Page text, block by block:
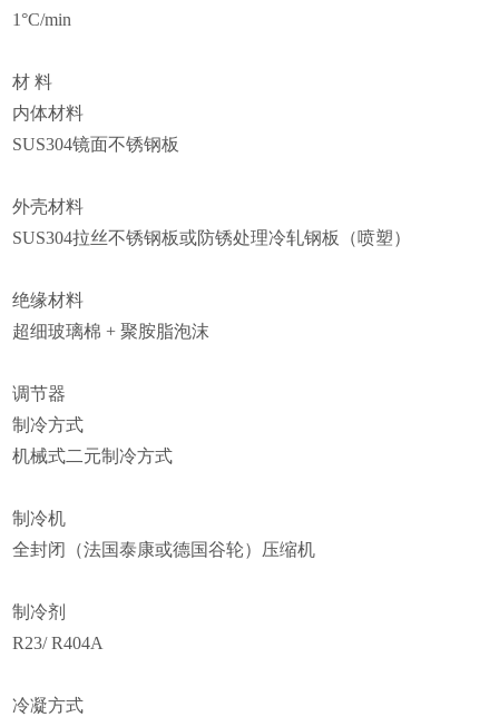
1°C/min
材 料
内体材料
SUS304镜面不锈钢板
外壳材料
SUS304拉丝不锈钢板或防锈处理冷轧钢板（喷塑）
绝缘材料
超细玻璃棉 + 聚胺脂泡沫
调节器
制冷方式
机械式二元制冷方式
制冷机
全封闭（法国泰康或德国谷轮）压缩机
制冷剂
R23/ R404A
冷凝方式